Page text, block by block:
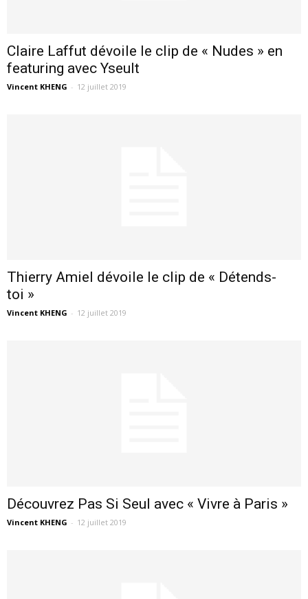
Claire Laffut dévoile le clip de « Nudes » en
featuring avec Yseult
Vincent KHENG - 12 juillet 2019
Thierry Amiel dévoile le clip de « Détends-
toi »
Vincent KHENG - 12 juillet 2019
Découvrez Pas Si Seul avec « Vivre à Paris »
Vincent KHENG - 12 juillet 2019